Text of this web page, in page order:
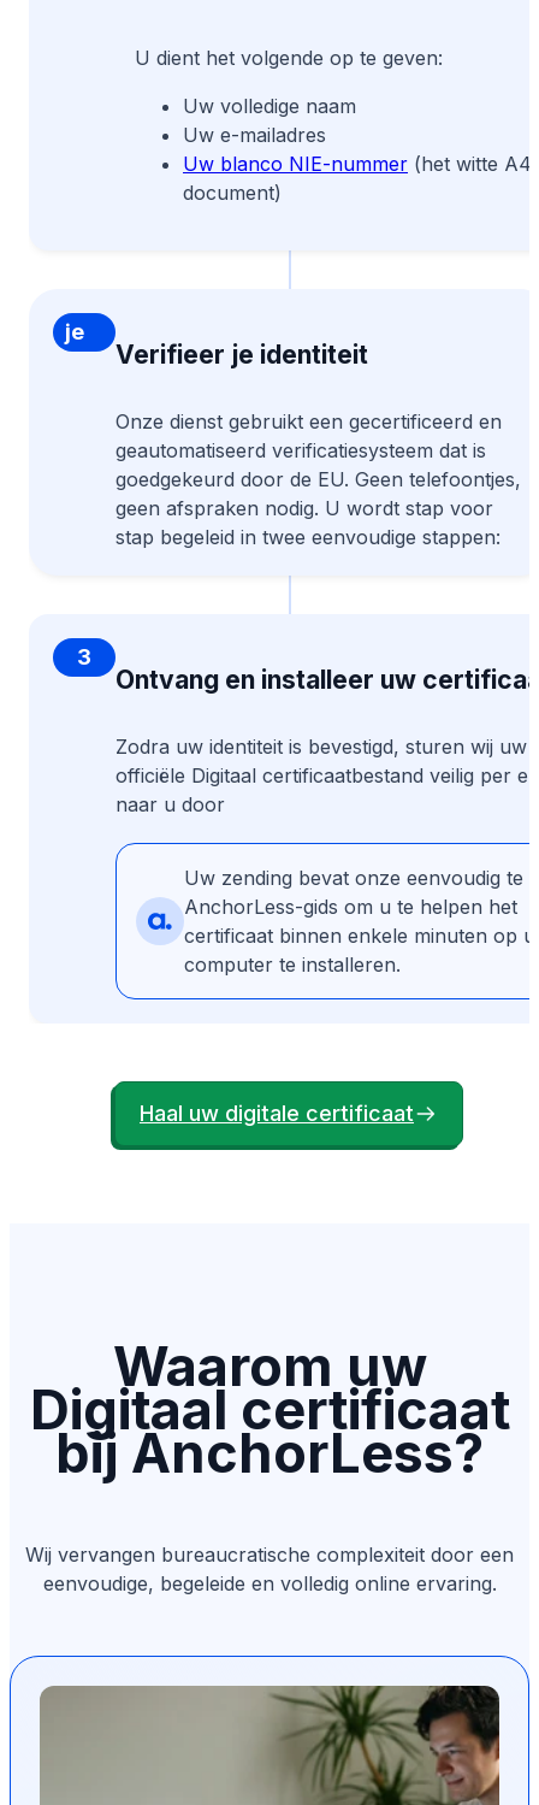
U dient het volgende op te geven:
Uw volledige naam
Uw e-mailadres
Uw blanco NIE-nummer (het witte A4-
document)
je
identiteit
Verifieer je identiteit
Onze dienst gebruikt een gecertificeerd en
geautomatiseerd verificatiesysteem dat is
goedgekeurd door de EU. Geen telefoontjes,
geen afspraken nodig. U wordt stap voor
stap begeleid in twee eenvoudige stappen:
3
Ontvang en installeer uw
Zodra uw identiteit is bevestigd, sturen wij uw
officiële Digitaal certificaatbestand veilig per
naar u door
Uw zending bevat onze eenvoudig te
AnchorLess-gids om u te helpen het
certificaat binnen enkele minuten op
computer te installeren.
Haal uw digitale certificaat
Waarom uw
Digitaal certificaat
bij AnchorLess?
Wij vervangen bureaucratische complexiteit door een
eenvoudige, begeleide en volledig online ervaring.